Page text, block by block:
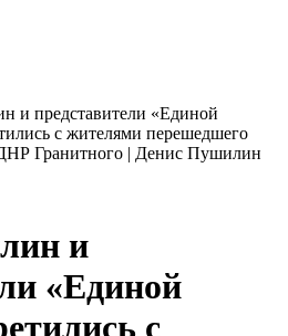
и представители «Единой
с жителями перешедшего
Гранитного | Денис Пушилин
и
«Единой
с